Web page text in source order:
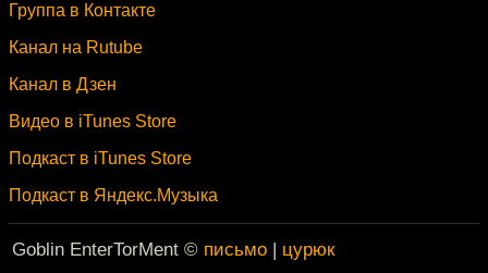
Группа в Контакте
Канал на Rutube
Канал в Дзен
Видео в iTunes Store
Подкаст в iTunes Store
Подкаст в Яндекс.Музыка
Goblin EnterTorMent © письмо | цурюк